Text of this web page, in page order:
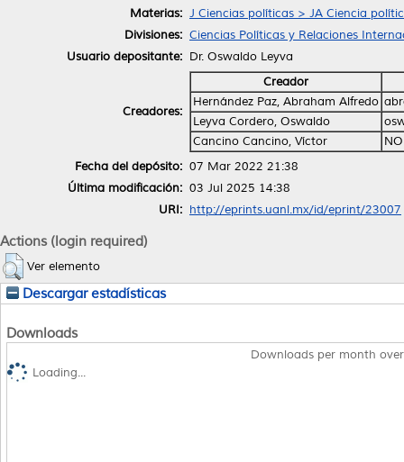
Materias: J Ciencias políticas > JA Ciencia
Divisiones: Ciencias Políticas y Relaciones
Usuario depositante: Dr. Oswaldo Leyva
Creadores:
Creador
Hernández Paz, Abraham Alfredo
Leyva Cordero, Oswaldo
Cancino Cancino, Víctor
Fecha del depósito: 07 Mar 2022 21:38
Última modificación: 03 Jul 2025 14:38
URI: http://eprints.uanl.mx/id/eprint/23007
Actions (login required)
Ver elemento
Descargar estadísticas
Downloads
Downloads per month
Loading...